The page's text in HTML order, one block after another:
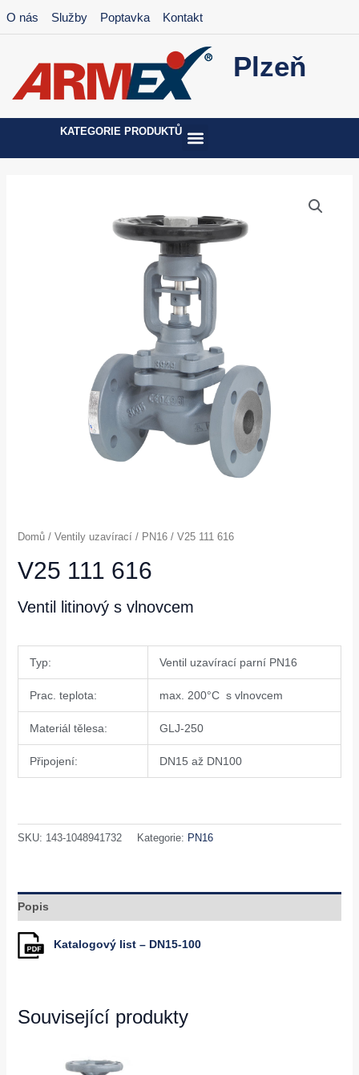
na
O nás Služby Poptavka Kontakt
Plzeň
KATEGORIE PRODUKTŮ
Domů/ Ventily uzavírací/ PN16/ V25 111 616
V25 111 616
Ventil litinový s vlnovcem
Typ: Ventil uzavírací parní PN16
Prac. teplota: max. 200°C s vlnovcem
Materiál tělesa: GLJ-250
Připojení: DN15 až DN100
SKU: 143-1048941732 Kategorie: PN16
Popis
Katalogový list – DN15-100
Související produkty